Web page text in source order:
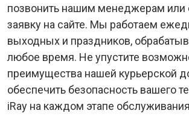
позвонить нашим менеджерам или
заявку на сайте. Мы работаем
выходных и праздников,
любое время. Не упустите
преимущества нашей курьерской
обеспечить безопасность вашего
iRay на каждом этапе